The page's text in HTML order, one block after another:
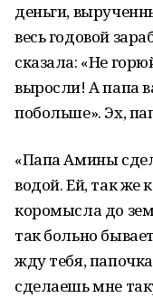
деньги,
весь годовой
сказала: «Не
выросли! А папа
побольше». Эх,
«Папа Амины
водой. Ей, так же
коромысла до
так больно
жду тебя,
сделаешь мне